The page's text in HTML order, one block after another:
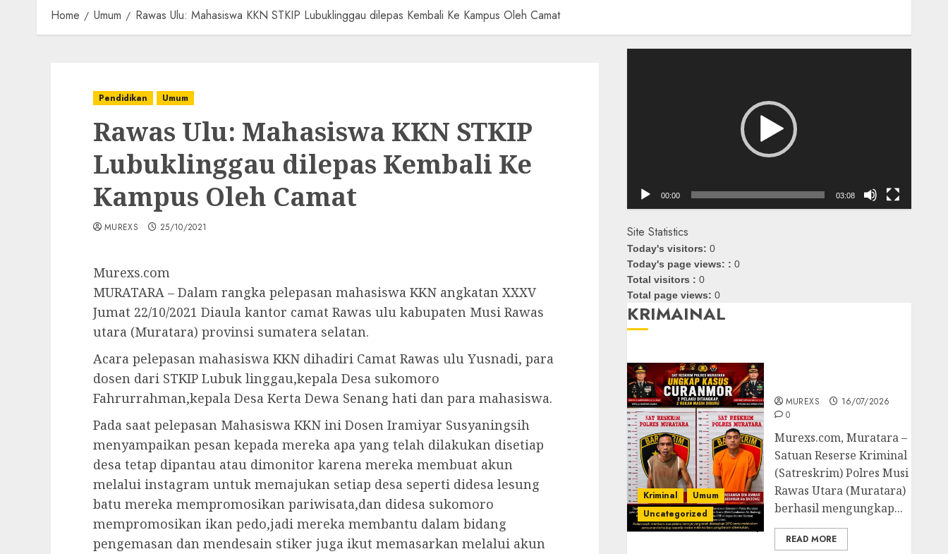
Home Umum Rawas Ulu: Mahasiswa KKN STKIP Lubuklinggau dilepas Kembali Ke Kampus Oleh Camat
Pendidikan Umum
Rawas Ulu: Mahasiswa KKN STKIP
Lubuklinggau dilepas Kembali Ke
Kampus Oleh Camat
MUREXS 25/10/2021
Murexs.com
MURATARA – Dalam rangka pelepasan mahasiswa KKN angkatan XXXV
Jumat 22/10/2021 Diaula kantor camat Rawas ulu kabupaten Musi Rawas
utara (Muratara) provinsi sumatera selatan.
Acara pelepasan mahasiswa KKN dihadiri Camat Rawas ulu Yusnadi, para
dosen dari STKIP Lubuk linggau,kepala Desa sukomoro
Fahrurrahman,kepala Desa Kerta Dewa Senang hati dan para mahasiswa.
Pada saat pelepasan Mahasiswa KKN ini Dosen Iramiyar Susyaningsih
menyampaikan pesan kepada mereka apa yang telah dilakukan disetiap
desa tetap dipantau atau dimonitor karena mereka membuat akun
melalui instagram untuk memajukan setiap desa seperti didesa lesung
batu mereka mempromosikan pariwisata,dan didesa sukomoro
mempromosikan ikan pedo,jadi mereka membantu dalam bidang
pengemasan dan mendesain stiker juga ikut memasarkan melalui akun
00:00 03:08
Site Statistics
Today's visitors: 0
Today's page views: : 0
Total visitors : 0
Total page views: 0
KRIMAINAL
Kriminal
Umum
Uncategorized
MUREXS
16/07/2026
0
Murexs.com, Muratara –
Satuan Reserse Kriminal
(Satreskrim) Polres Musi
Rawas Utara (Muratara)
berhasil mengungkap...
READ MORE